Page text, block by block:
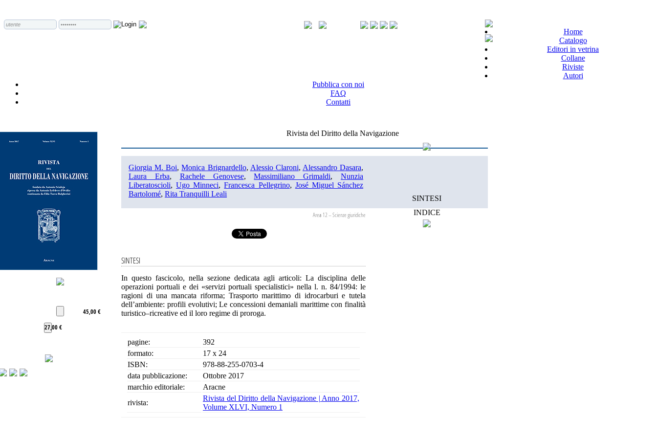
Home
Catalogo
Editori in vetrina
Collane
Riviste
Autori
Pubblica con noi
FAQ
Contatti
Rivista del Diritto della Navigazione
45,00 €
27,00 €
Giorgia M. Boi,Monica Brignardello, Alessio Claroni, Alessandro Dasara,
Laura Erba, Rachele Genovese,Massimiliano Grimaldi,Nunzia
Liberatoscioli,Ugo Minneci,Francesca Pellegrino, José Miguel Sánchez
Bartolomé, Rita Tranquilli Leali
Area 12 – Scienze giuridiche
SINTESI
In questo fascicolo, nella sezione dedicata agli articoli: La disciplina delle
operazioni portuali e dei «servizi portuali specialistici» nella l. n. 84/1994: le
ragioni di una mancata riforma; Trasporto marittimo di idrocarburi e tutela
dell’ambiente: profili evolutivi; Le concessioni demaniali marittime con finalità
turistico–ricreative ed il loro regime di proroga.
pagine:
392
formato:
17 x 24
ISBN:
978-88-255-0703-4
data pubblicazione:
Ottobre 2017
marchio editoriale:
Aracne
rivista:
Rivista del Diritto della Navigazione | Anno 2017,
Volume XLVI, Numero 1
SINTESI
INDICE